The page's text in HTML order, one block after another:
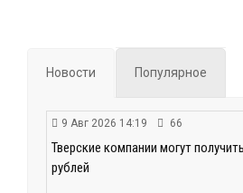
Новости Популярное
9 Авг 2026 14:19 66
Тверские компании могут
рублей